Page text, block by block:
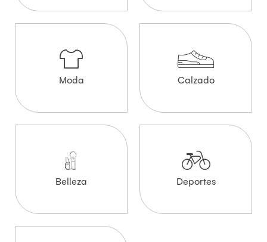
Moda Calzado
Belleza Deportes